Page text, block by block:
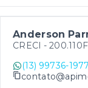
Anderson
CRECI - 200.110F
(13) 99736-1977